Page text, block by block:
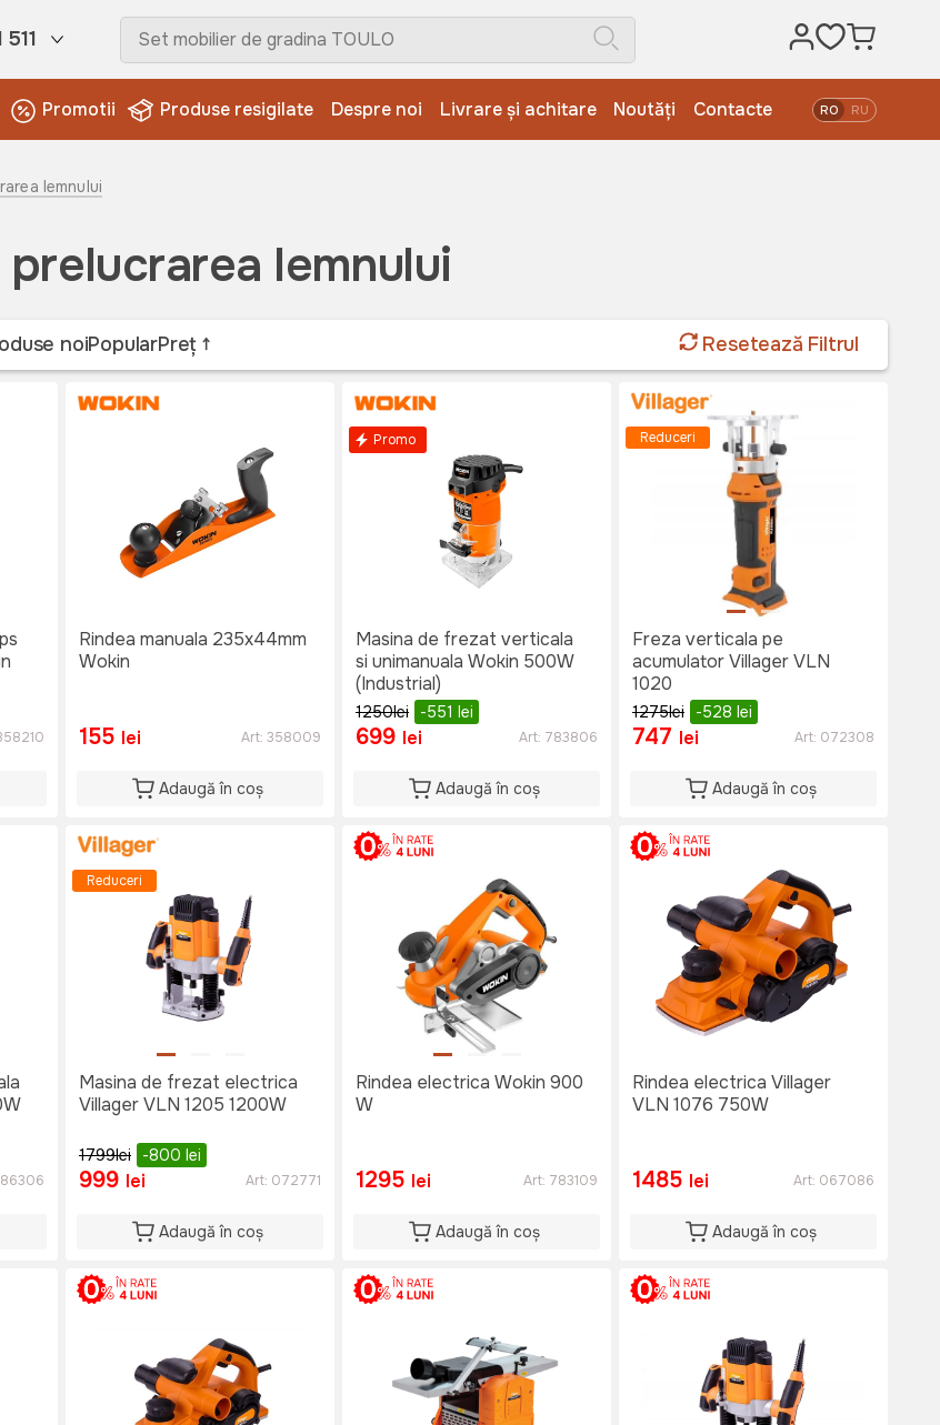
Promotii Produse resigilate Despre noi Livrare și achitare Noutăți Contacte RO RU
lemnului
lemnului
noiPopularPreț Resetează Filtrul
Rindea manuala 235x44mm
Wokin
155 lei Art: 358009
Adaugă în coș
Promo
Masina de frezat verticala
si unimanuala Wokin 500W
(Industrial)
1250lei -551 lei
699 lei Art: 783806
Adaugă în coș
Reduceri
Freza verticala pe
acumulator Villager VLN
1020
1275lei -528 lei
747 lei Art: 072308
Adaugă în coș
Reduceri
Masina de frezat electrica
Villager VLN 1205 1200W
1799lei -800 lei
999 lei Art: 072771
Adaugă în coș
Rindea electrica Wokin 900
W
1295 lei Art: 783109
Adaugă în coș
Rindea electrica Villager
VLN 1076 750W
1485 lei Art: 067086
Adaugă în coș